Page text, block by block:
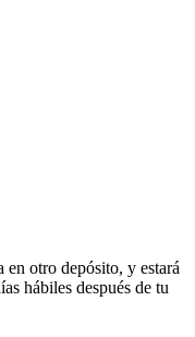
otro depósito, y estará
hábiles después de tu